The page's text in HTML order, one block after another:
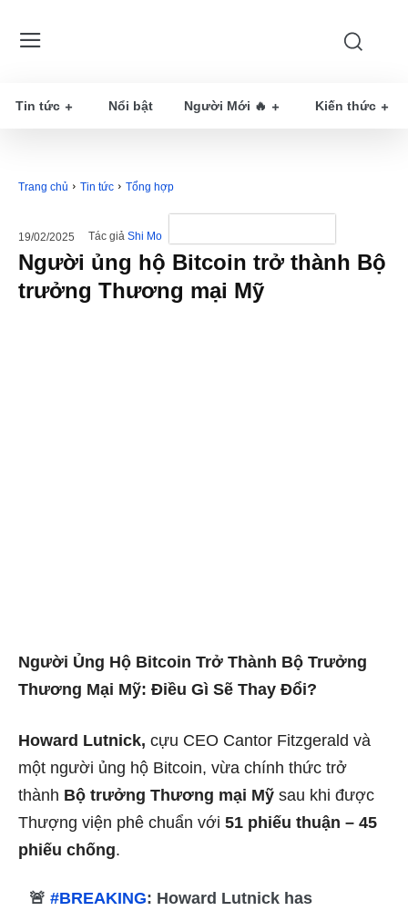
Tin tức Nổi bật Người Mới 🔥 Kiến thức
Trang chủ Tin tức Tổng hợp
19/02/2025 Tác giả Shi Mo
Người ủng hộ Bitcoin trở thành Bộ
trưởng Thương mại Mỹ
Người Ủng Hộ Bitcoin Trở Thành Bộ Trưởng
Thương Mại Mỹ: Điều Gì Sẽ Thay Đổi?
Howard Lutnick, cựu CEO Cantor Fitzgerald và
một người ủng hộ Bitcoin, vừa chính thức trở
thành Bộ trưởng Thương mại Mỹ sau khi được
Thượng viện phê chuẩn với 51 phiếu thuận – 45
phiếu chống.
🚨#BREAKING: Howard Lutnick has